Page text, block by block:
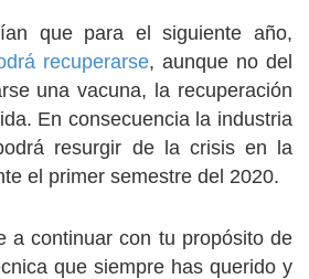
que para el siguiente año,
recuperarse, aunque no del
una vacuna, la recuperación
En consecuencia la industria
resurgir de la crisis en la
el primer semestre del 2020.
a continuar con tu propósito de
que siempre has querido y